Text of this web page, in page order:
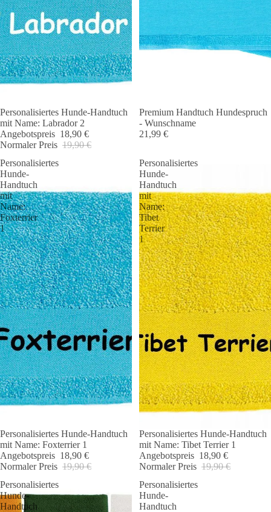
Angebot 🐾
Personalisiertes Hunde-Handtuch
mit Name: Labrador 2
Angebotspreis 18,90 €
Normaler Preis 19,90 €
Premium Handtuch Hundespruch
- Wunschname
21,99 €
Personalisiertes
Hunde-
Handtuch
mit
Name:
Foxterrier
1
Angebot 🐾
Personalisiertes Hunde-Handtuch
mit Name: Foxterrier 1
Angebotspreis 18,90 €
Normaler Preis 19,90 €
Personalisiertes
Hunde-
Handtuch
mit
Name:
Tibet
Terrier
1
Angebot 🐾
Personalisiertes Hunde-Handtuch
mit Name: Tibet Terrier 1
Angebotspreis 18,90 €
Normaler Preis 19,90 €
Personalisiertes
Hunde-
Handtuch
Personalisiertes
Hunde-
Handtuch